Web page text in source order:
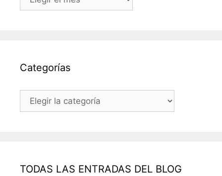
Categorías
Categorías
TODAS LAS ENTRADAS DEL BLOG